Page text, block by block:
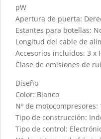
pW
Apertura de puerta:
Estantes para botellas:
Longitud del cable de
Accesorios incluidos: 3 x
Clase de emisiones de
Diseño
Color: Blanco
Nº de motocompresores:
Tipo de construcción:
Tipo de control: